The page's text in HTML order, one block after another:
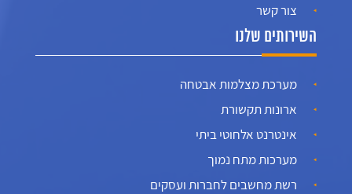
צור קשר
השירותים שלנו
מערכת מצלמות אבטחה
ארונות תקשורת
אינטרנט אלחוטי ביתי
מערכות מתח נמוך
רשת מחשבים לחברות ועסקים